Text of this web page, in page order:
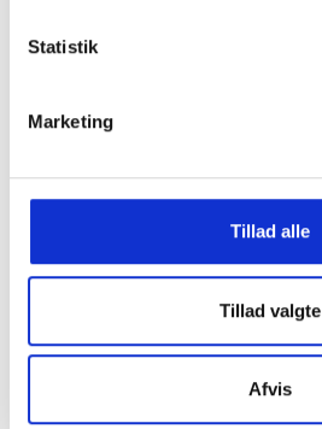
Statistik
Marketing
Tillad alle
Tillad valgte
Afvis